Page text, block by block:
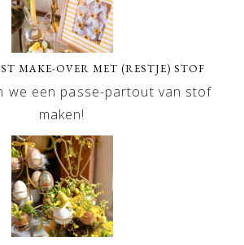
MAKE-OVER MET (RESTJE) STOF
we een passe-partout van stof
maken!